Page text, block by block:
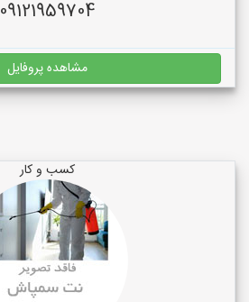
09121959704
مشاهده پروفایل
کسب و کار